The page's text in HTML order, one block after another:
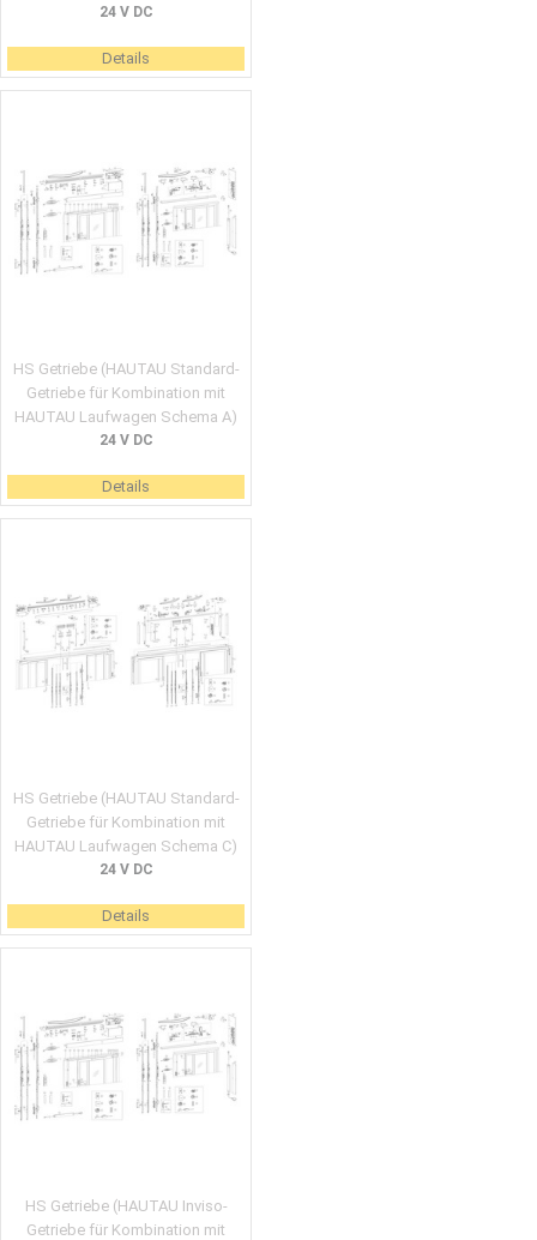
24 V DC
Details
HS Getriebe (HAUTAU Standard-
Getriebe für Kombination mit
HAUTAU Laufwagen Schema A)
24 V DC
Details
HS Getriebe (HAUTAU Standard-
Getriebe für Kombination mit
HAUTAU Laufwagen Schema C)
24 V DC
Details
HS Getriebe (HAUTAU Inviso-
Getriebe für Kombination mit